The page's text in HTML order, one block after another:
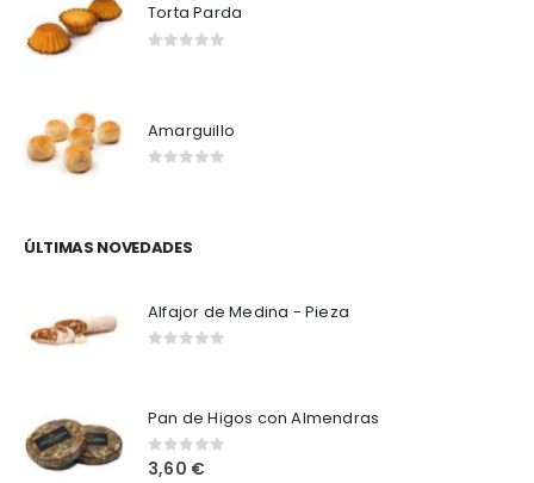
Torta Parda
Amarguillo
ÚLTIMAS NOVEDADES
Alfajor de Medina - Pieza
Pan de Higos con Almendras
0out of 5
3,60 €